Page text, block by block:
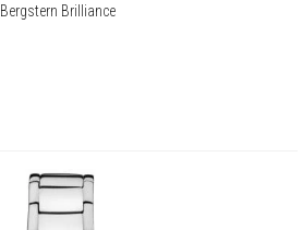
Bergstern Brilliance